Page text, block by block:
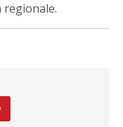
regionale.